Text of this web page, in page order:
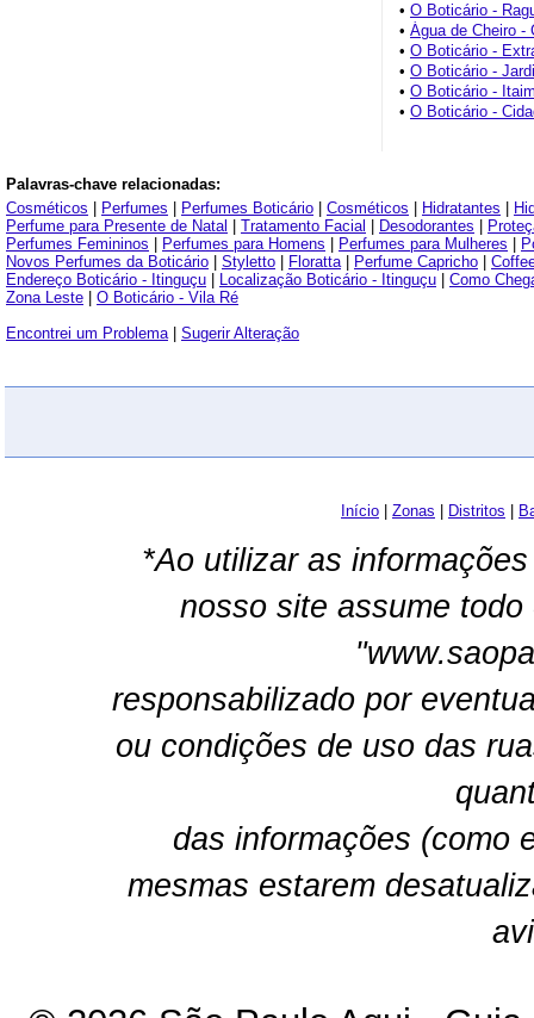
• O Boticário -
• Água de Cheiro -
• O Boticário -
• O Boticário -
• O Boticário -
• O Boticário -
Palavras-chave relacionadas:
Cosméticos
Perfumes Perfumes Boticário Cosméticos Hidratantes
Perfume para Presente de Natal
Tratamento Facial Desodorantes
Perfumes Femininos
Perfumes para Homens Perfumes para Mulheres
Novos Perfumes da Boticário
Styletto Floratta| Perfume Capricho
Endereço Boticário - Itinguçu
Localização Boticário - Itinguçu
Como
Zona Leste
O Boticário - Vila Ré
Encontrei um Problema| Sugerir Alteração
Início Zonas Distritos
*Ao utilizar as
nosso site assume
responsabilizado por
ou condições de uso das
das informações (como
mesmas estarem